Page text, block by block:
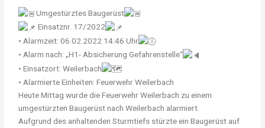
Umgestürztes Baugerüst
Einsatznr. 17/2022
• Alarmzeit: 06.02.2022 14:46 Uhr
• Alarm nach: „H1- Absicherung Gefahrenstelle“
• Einsatzort: Weilerbach
• Alarmierte Einheiten: Feuerwehr Weilerbach
Heute Mittag wurde die Feuerwehr Weilerbach zu einem
umgestürzten Baugerüst nach Weilerbach alarmiert.
Aufgrund des anhaltenden Sturmtiefs stürzte ein Baugerüst auf